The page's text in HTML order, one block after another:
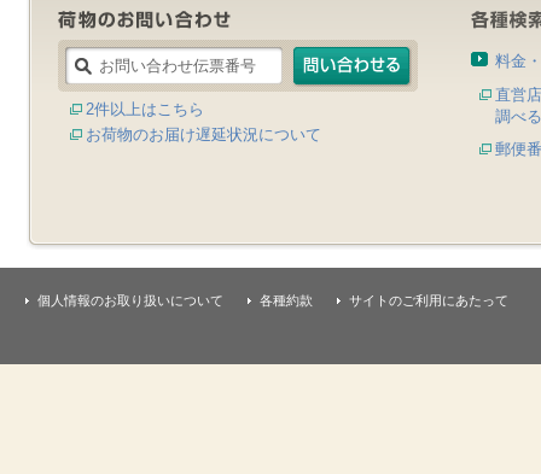
2件以上はこちら
お荷物のお届け遅延状況について
料金
直営
調べる
郵便
個人情報のお取り扱いについて 各種約款 サイトのご利用にあたって